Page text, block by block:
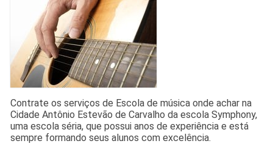
Contrate os serviços de Escola de música onde achar na
Cidade Antônio Estevão de Carvalho da escola Symphony,
uma escola séria, que possui anos de experiência e está
sempre formando seus alunos com excelência.